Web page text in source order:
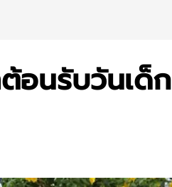
อนรับวันเด็ก